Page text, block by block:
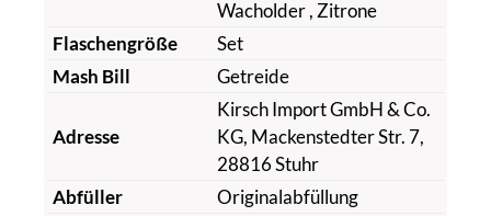
Wacholder, Zitrone
Flaschengröße
Set
Mash Bill
Getreide
Adresse
Kirsch Import GmbH & Co.
KG, Mackenstedter Str. 7,
28816 Stuhr
Abfüller
Originalabfüllung